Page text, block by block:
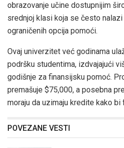
obrazovanje učine dostupnijim
srednjoj klasi koja se često
ograničenih opcija pomoći.
Ovaj univerzitet već godinama
podršku studentima, izdvajajući
godišnje za finansijsku pomoć.
premašuje $75,000, a posebna
moraju da uzimaju kredite kako bi
POVEZANE VESTI